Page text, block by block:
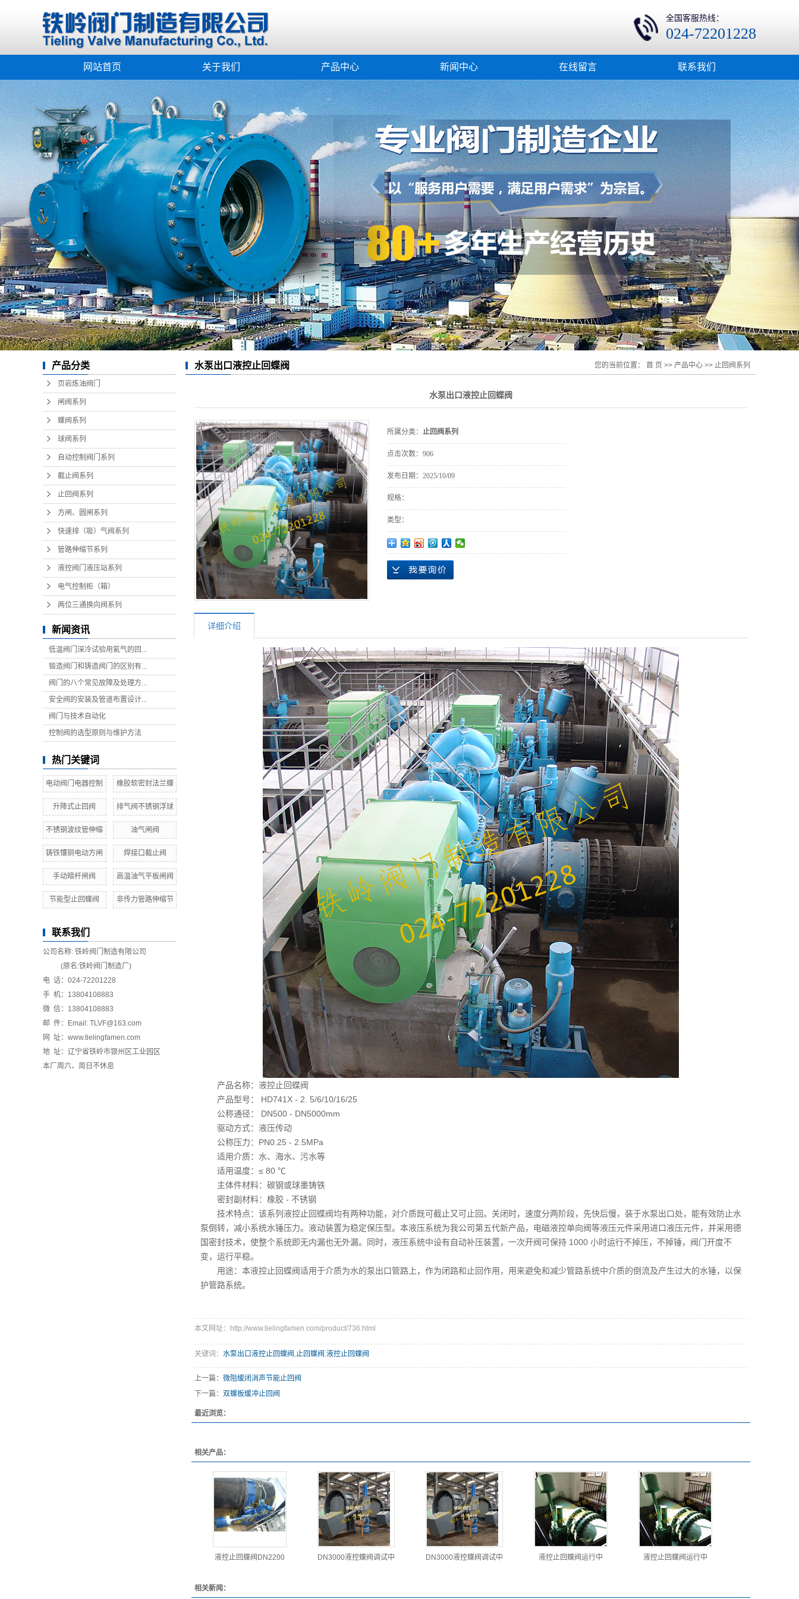
全国客服热线：
024-72201228
网站首页 关于我们 产品中心 新闻中心 在线留言 联系我们
产品分类
页岩炼油阀门
闸阀系列
蝶阀系列
球阀系列
自动控制阀门系列
截止阀系列
止回阀系列
方闸、圆闸系列
快速排（吸）气阀系列
管路伸缩节系列
液控阀门液压站系列
电气控制柜（箱）
两位三通换向阀系列
新闻资讯
低温阀门深冷试验用氦气的回...
锻造阀门和铸造阀门的区别有...
阀门的八个常见故障及处理方...
安全阀的安装及管道布置设计...
阀门与技术自动化
控制阀的选型原则与维护方法
热门关键词
电动阀门电器控制 橡胶软密封法兰蝶
升降式止回阀 排气阀不锈钢浮球
不锈钢波纹管伸缩 油气闸阀
铸铁镶铜电动方闸 焊接口截止阀
手动暗杆闸阀 高温油气平板闸阀
节能型止回蝶阀 非传力管路伸缩节
联系我们
公司名称: 铁岭阀门制造有限公司
(原名:铁岭阀门制造厂)
电 话：024-72201228
手 机：13804108883
微 信：13804108883
邮 件：Email: TLVF@163.com
网 址：www.tielingfamen.com
地 址：辽宁省铁岭市银州区工业园区
本厂周六、周日不休息
水泵出口液控止回蝶阀 您的当前位置： 首 页 >> 产品中心 >> 止回阀系列
水泵出口液控止回蝶阀
所属分类： 止回阀系列
点击次数： 906
发布日期： 2025/10/09
规格：
类型：
详细介绍
产品名称：液控止回蝶阀
产品型号： HD741X - 2. 5/6/10/16/25
公称通径： DN500 - DN5000mm
驱动方式：液压传动
公称压力：PN0.25 - 2.5MPa
适用介质：水、海水、污水等
适用温度：≤ 80 ℃
主体件材料：碳钢或球墨铸铁
密封副材料：橡胶 - 不锈钢
技术特点：该系列液控止回蝶阀均有两种功能，对介质既可截止又可止回。关闭时，速度分两阶段，先快后慢，装于水泵出口处，能有效防止水
泵倒转，减小系统水锤压力。液动装置为稳定保压型。本液压系统为我公司第五代新产品，电磁液控单向阀等液压元件采用进口液压元件，并采用德
国密封技术，使整个系统即无内漏也无外漏。同时，液压系统中设有自动补压装置，一次开阀可保持 1000 小时运行不掉压，不掉锤，阀门开度不
变，运行平稳。
用途：本液控止回蝶阀适用于介质为水的泵出口管路上，作为闭路和止回作用，用来避免和减少管路系统中介质的倒流及产生过大的水锤，以保
护管路系统。
本文网址：http://www.tielingfamen.com/product/736.html
关键词： 水泵出口液控止回蝶阀 ,止回蝶阀 ,液控止回蝶阀
上一篇： 微阻缓闭消声节能止回阀
下一篇： 双蝶板缓冲止回阀
最近浏览：
相关产品：
液控止回蝶阀DN2200 DN3000液控蝶阀调试中 DN3000液控蝶阀调试中 液控止回蝶阀运行中 液控止回蝶阀运行中
相关新闻：